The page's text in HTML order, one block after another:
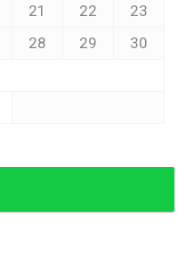
21 22
23
28 29
30